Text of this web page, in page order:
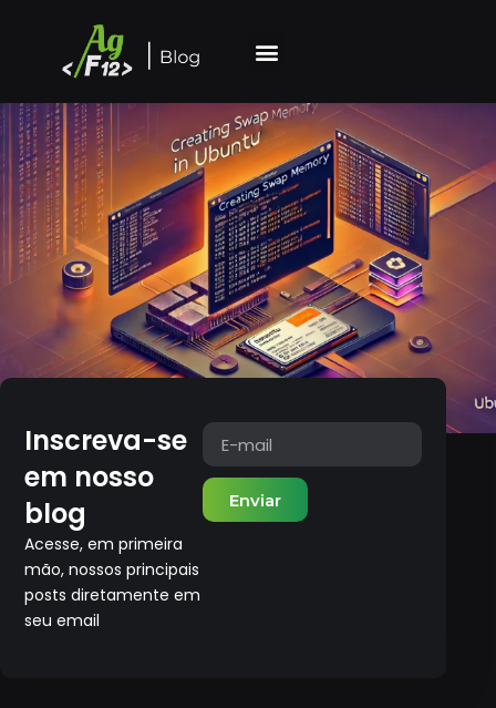
Inscreva-se
em nosso
blog
Acesse, em primeira
mão, nossos principais
posts diretamente em
seu email
Enviar